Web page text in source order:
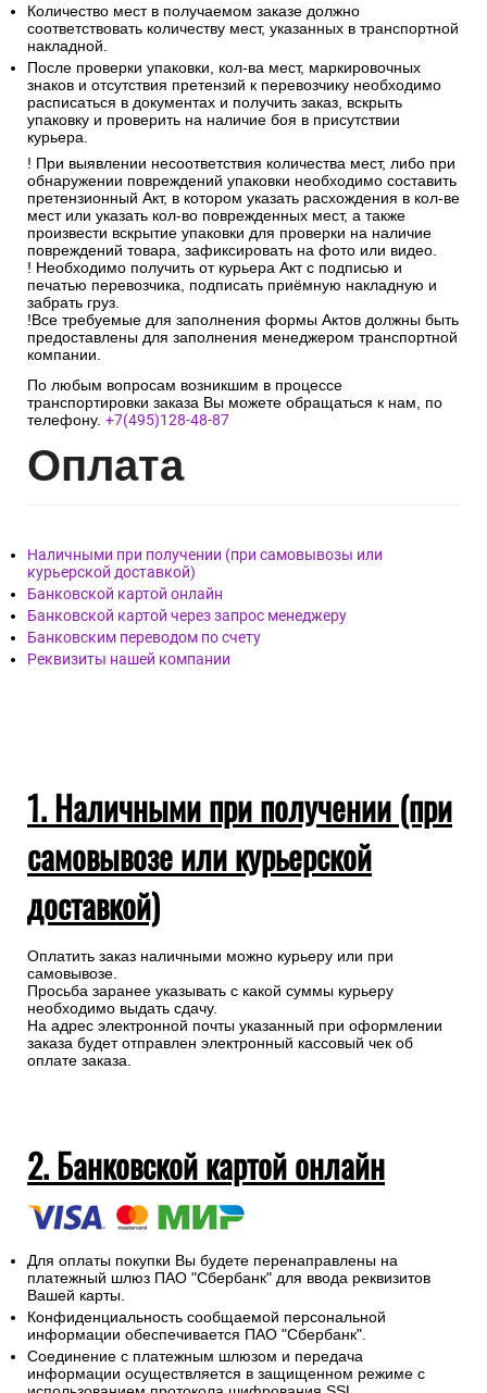
Количество мест в получаемом заказе должно
соответствовать количеству мест, указанных в транспортной
накладной.
После проверки упаковки, кол-ва мест, маркировочных
знаков и отсутствия претензий к перевозчику необходимо
расписаться в документах и получить заказ, вскрыть
упаковку и проверить на наличие боя в присутствии
курьера.
! При выявлении несоответствия количества мест, либо при
обнаружении повреждений упаковки необходимо составить
претензионный Акт, в котором указать расхождения в кол-ве
мест или указать кол-во поврежденных мест, а также
произвести вскрытие упаковки для проверки на наличие
повреждений товара, зафиксировать на фото или видео.
! Необходимо получить от курьера Акт с подписью и
печатью перевозчика, подписать приёмную накладную и
забрать груз.
!Все требуемые для заполнения формы Актов должны быть
предоставлены для заполнения менеджером транспортной
компании.
По любым вопросам возникшим в процессе
транспортировки заказа Вы можете обращаться к нам, по
телефону. +7(495)128-48-87
Оплата
Наличными при получении (при самовывозы или
курьерской доставкой)
Банковской картой онлайн
Банковской картой через запрос менеджеру
Банковским переводом по счету
Реквизиты нашей компании
1. Наличными при получении (при
самовывозе или курьерской
доставкой)
Оплатить заказ наличными можно курьеру или при
самовывозе.
Просьба заранее указывать с какой суммы курьеру
необходимо выдать сдачу.
На адрес электронной почты указанный при оформлении
заказа будет отправлен электронный кассовый чек об
оплате заказа.
2. Банковской картой онлайн
Для оплаты покупки Вы будете перенаправлены на
платежный шлюз ПАО "Сбербанк" для ввода реквизитов
Вашей карты.
Конфиденциальность сообщаемой персональной
информации обеспечивается ПАО "Сбербанк".
Соединение с платежным шлюзом и передача
информации осуществляется в защищенном режиме с